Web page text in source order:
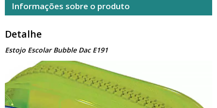
Informações sobre o produto
Detalhe
Estojo Escolar Bubble Dac E191